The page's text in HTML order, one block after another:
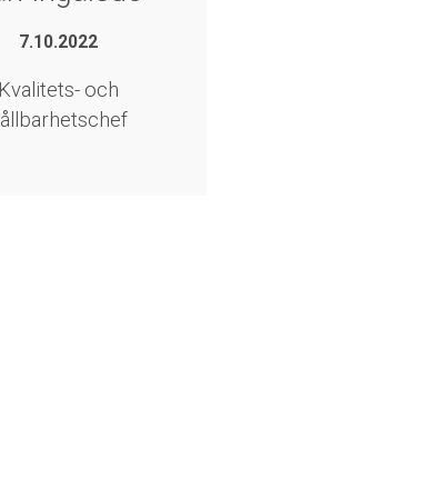
7.10.2022
Kvalitets- och